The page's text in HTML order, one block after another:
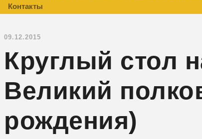
Контакты
09.12.2015
Круглый стол
Великий
рождения)